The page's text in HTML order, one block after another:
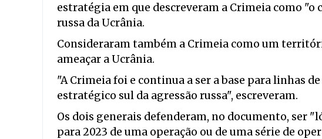
estratégia em que descreveram a Crimeia como "o
russa da Ucrânia.
Consideraram também a Crimeia como um
ameaçar a Ucrânia.
"A Crimeia foi e continua a ser a base para linhas
estratégico sul da agressão russa", escreveram.
Os dois generais defenderam, no documento, ser
para 2023 de uma operação ou de uma série de